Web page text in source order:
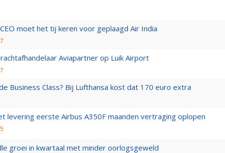
moet het tij keren voor geplaagd Air India
Aviapartner op Luik Airport
Business Class? Bij Lufthansa kost dat 170 euro extra
levering eerste Airbus A350F maanden vertraging oplopen
groei in kwartaal met minder oorlogsgeweld